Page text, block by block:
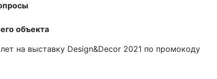
объекта
на выставку Design&Decor 2021 по промокоду